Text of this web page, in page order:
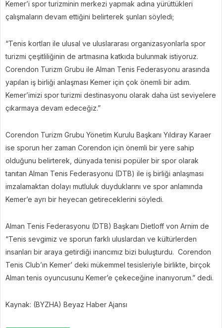
Kemer’i spor turizminin merkezi yapmak adına yürüttükleri
çalışmaların devam ettiğini belirterek şunları söyledi;
“Tenis kortları ile ulusal ve uluslararası organizasyonlarla spor
turizmi çeşitliliğinin de artmasına katkıda bulunmak istiyoruz.
Corendon Turizm Grubu ile Alman Tenis Federasyonu arasında
yapılan iş birliği anlaşması Kemer için çok önemli bir adım.
Kemer’imizi spor turizmi destinasyonu olarak daha üst seviyelere
çıkarmaya devam edeceğiz.”
Corendon Turizm Grubu Yönetim Kurulu Başkanı Yıldıray Karaer
ise sporun her zaman Corendon için önemli bir yere sahip
olduğunu belirterek, dünyada tenisi popüler bir spor olarak
tanıtan Alman Tenis Federasyonu (DTB) ile iş birliği anlaşması
imzalamaktan dolayı mutluluk duyduklarını ve spor anlamında
Kemer’e ayrı bir heyecan getireceklerini söyledi.
Alman Tenis Federasyonu (DTB) Başkanı Dietloff von Arnim de
“Tenis sevgimiz ve sporun farklı uluslardan ve kültürlerden
insanları bir araya getirdiği inancımız bizi buluşturdu. Corendon
Tenis Club’ın Kemer’ deki mükemmel tesisleriyle birlikte, birçok
Alman tenis oyuncusunu Kemer’e çekeceğine inanıyorum.” dedi.
Kaynak: (BYZHA) Beyaz Haber Ajansı